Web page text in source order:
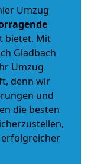
Umzug
bietet. Mit
Gladbach
Umzug
denn wir
und
die besten
erfolgreicher